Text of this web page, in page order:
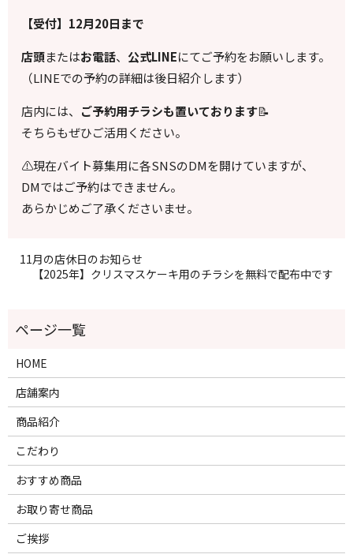
【受付】12月20日まで
店頭またはお電話、 公式LINEにてご予約をお願いします。
（LINEでの予約の詳細は後日紹介します）
店内には、 ご予約用チラシも置いております📝
そちらもぜひご活用ください。
⚠️現在バイト募集用に各SNSのDMを開けていますが、
DMではご予約はできません。
あらかじめご了承くださいませ。
11月の店休日のお知らせ
【2025年】クリスマスケーキ用のチラシを無料で配布中です
HOME
店舗案内
商品紹介
こだわり
おすすめ商品
お取り寄せ商品
ご挨拶